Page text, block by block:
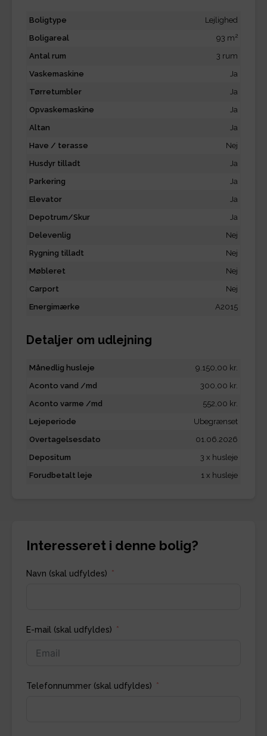
Boligtype
Lejlighed
Boligareal
93 m2
Antal rum
3 rum
Vaskemaskine
Ja
Tørretumbler
Ja
Opvaskemaskine
Ja
Altan
Ja
Have / terasse
Nej
Husdyr tilladt
Ja
Parkering
Ja
Elevator
Ja
Depotrum/Skur
Ja
Delevenlig
Nej
Rygning tilladt
Nej
Møbleret
Nej
Carport
Nej
Energimærke
A2015
Detaljer om udlejning
Månedlig husleje
9.150,00 kr.
Aconto vand /md
300,00 kr.
Aconto varme /md
552,00 kr.
Lejeperiode
Ubegrænset
Overtagelsesdato
01.06.2026
Depositum
3 x husleje
Forudbetalt leje
1 x husleje
Interesseret i denne bolig?
Navn (skal udfyldes)
E-mail (skal udfyldes)
Telefonnummer (skal udfyldes)